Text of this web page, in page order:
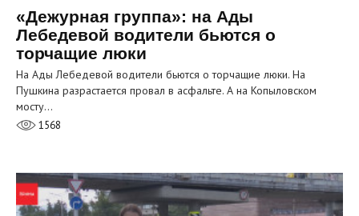
«Дежурная группа»: на Ады
Лебедевой водители бьются о
торчащие люки
На Ады Лебедевой водители бьются о торчащие люки. На
Пушкина разрастается провал в асфальте. А на Копыловском
мосту…
1568